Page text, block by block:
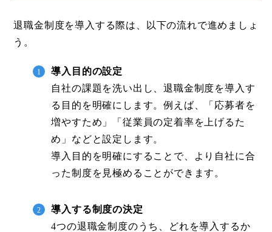
退職金制度を導入する際は、以下の流れで進めましょ
う。
導入目的の設定
自社の課題を洗い出し、退職金制度を導入す
る目的を明確にします。例えば、「応募者を
増やすため」「従業員の定着率を上げるた
め」などと設定します。
導入目的を明確にすることで、より自社に合
った制度を見極めることができます。
導入する制度の決定
4つの退職金制度のうち、どれを導入するか